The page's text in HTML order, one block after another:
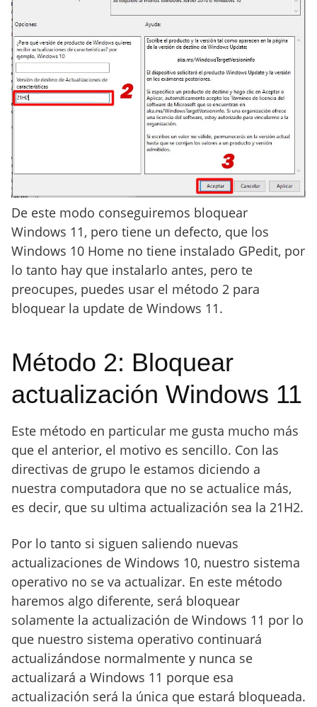
De este modo conseguiremos bloquear
Windows 11, pero tiene un defecto, que los
Windows 10 Home no tiene instalado GPedit, por
lo tanto hay que instalarlo antes, pero te
preocupes, puedes usar el método 2 para
bloquear la update de Windows 11.
Método 2: Bloquear
actualización Windows 11
Este método en particular me gusta mucho más
que el anterior, el motivo es sencillo. Con las
directivas de grupo le estamos diciendo a
nuestra computadora que no se actualice más,
es decir, que su ultima actualización sea la 21H2.
Por lo tanto si siguen saliendo nuevas
actualizaciones de Windows 10, nuestro sistema
operativo no se va actualizar. En este método
haremos algo diferente, será bloquear
solamente la actualización de Windows 11 por lo
que nuestro sistema operativo continuará
actualizándose normalmente y nunca se
actualizará a Windows 11 porque esa
actualización será la única que estará bloqueada.